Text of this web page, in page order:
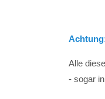
Alle
- sogar